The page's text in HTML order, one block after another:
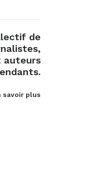
de
auteurs
savoir plus